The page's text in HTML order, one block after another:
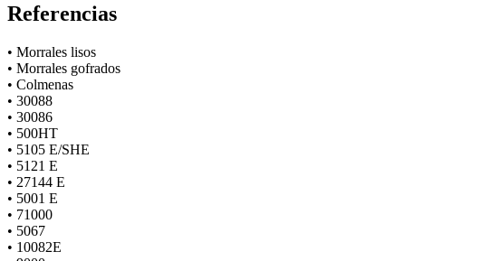
Referencias
• Morrales lisos
• Morrales gofrados
• Colmenas
• 30088
• 30086
• 500HT
• 5105 E/SHE
• 5121 E
• 27144 E
• 5001 E
• 71000
• 5067
• 10082E